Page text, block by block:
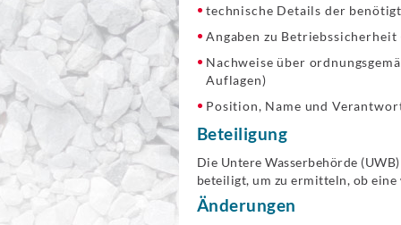
technische Details der
Angaben zu
Nachweise über
Auflagen)
Position, Name und
Beteiligung
Die Untere Wasserbehörde
beteiligt, um zu ermitteln, ob
Änderungen